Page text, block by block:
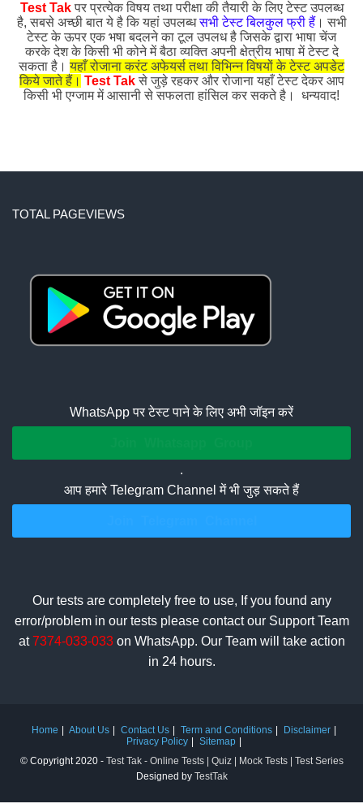
Test Takपर प्रत्येक विषय तथा परीक्षा की तैयारी के लिए टेस्ट उपलब्ध
है, सबसे अच्छी बात ये है कि यहां उपलब्धसभी टेस्ट बिलकुल फ्री हैं। सभी
टेस्ट के ऊपर एक भषा बदलने का टूल उपलध है जिसके द्वारा भाषा चेंज
करके देश के किसी भी कोने में बैठा व्यक्ति अपनी क्षेत्रीय भाषा में टेस्ट दे
सकता है।यहाँ रोजाना करंट अफेयर्स तथा विभिन्न विषयों के टेस्ट अपडेट
किये जाते हैं। Test Takसे जुड़े रहकर और रोजाना यहाँ टेस्ट देकर आप
किसी भी एग्जाम में आसानी से सफलता हांसिल कर सकते है। धन्यवाद!
TOTAL PAGEVIEWS
WhatsApp पर टेस्ट पाने के लिए अभी जॉइन करें
.
आप हमारे Telegram Channel में भी जुड़ सकते हैं
Our tests are completely free to use, If you found any
error/problem in our tests please contact our Support Team
at7374-033-033on WhatsApp. Our Team will take action
in 24 hours.
Home About Us Contact Us Term and Conditions
Disclaimer
Privacy Policy
Sitemap
© Copyright 2020 - Test Tak - Online Tests | Quiz | Mock Tests | Test Series
Designed by TestTak